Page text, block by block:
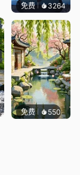
免费 3264星梦
免费 550渔小小